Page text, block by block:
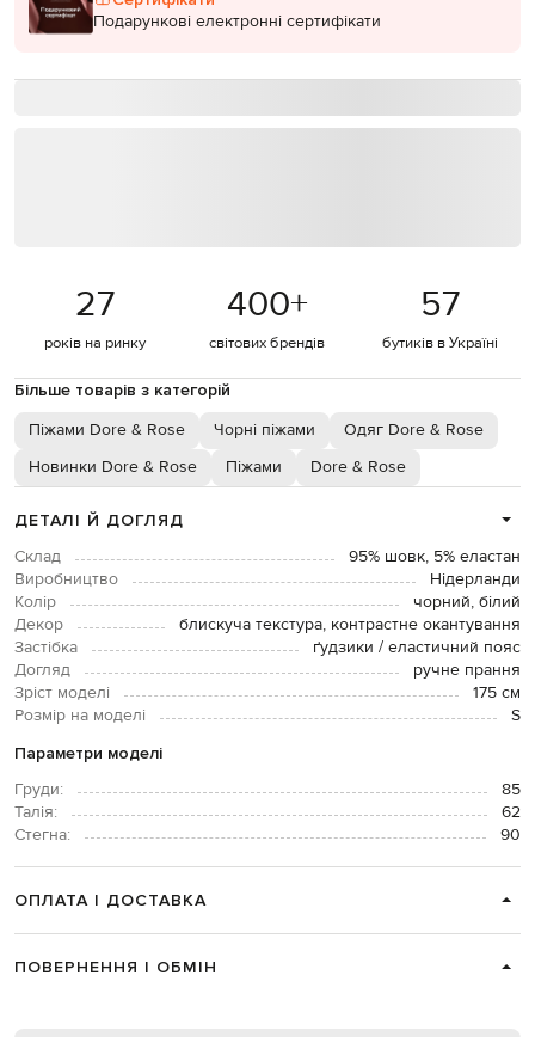
Подарункові електронні сертифікати
27
років на ринку
400+
світових брендів
57
бутиків в Україні
Більше товарів з категорій
Піжами Dore & Rose Чорні піжами
Одяг Dore & Rose
Новинки Dore & Rose
Піжами Dore & Rose
ДЕТАЛІ Й ДОГЛЯД
Склад
95% шовк, 5% еластан
Виробництво
Нідерланди
Колір
чорний, білий
Декор
блискуча текстура, контрастне окантування
Застібка
ґудзики / еластичний пояс
Догляд
ручне прання
Зріст моделі
175 см
Розмір на моделі
S
Параметри моделі
Груди:
85
Талія:
62
Стегна:
90
ОПЛАТА І ДОСТАВКА
ПОВЕРНЕННЯ І ОБМІН